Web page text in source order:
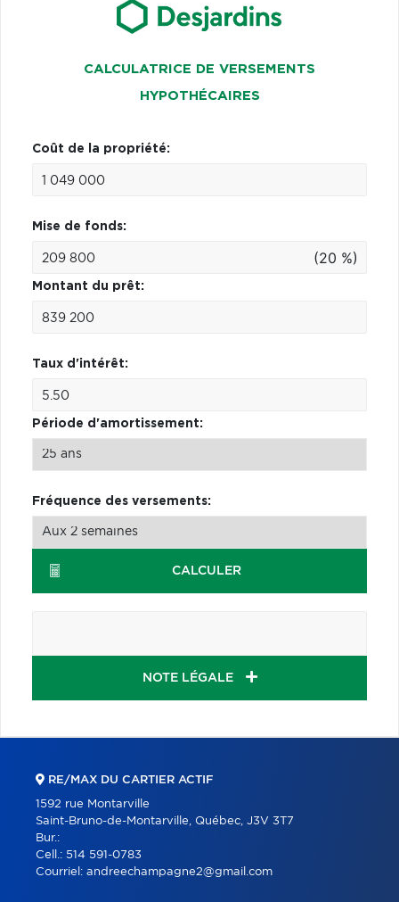
CALCULATRICE DE VERSEMENTS
HYPOTHÉCAIRES
Coût de la propriété:
Mise de fonds:
(20 %)
Montant du prêt:
Taux d'intérêt:
Période d'amortissement:
Fréquence des versements:
CALCULER
NOTE LÉGALE
RE/MAX DU CARTIER ACTIF
1592 rue Montarville
Saint-Bruno-de-Montarville, Québec, J3V 3T7
Bur.:
Cell.: 514 591-0783
Courriel: andreechampagne2@gmail.com